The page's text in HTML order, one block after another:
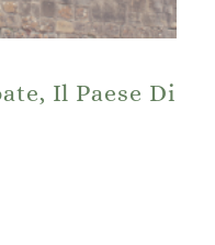
Il Paese Di